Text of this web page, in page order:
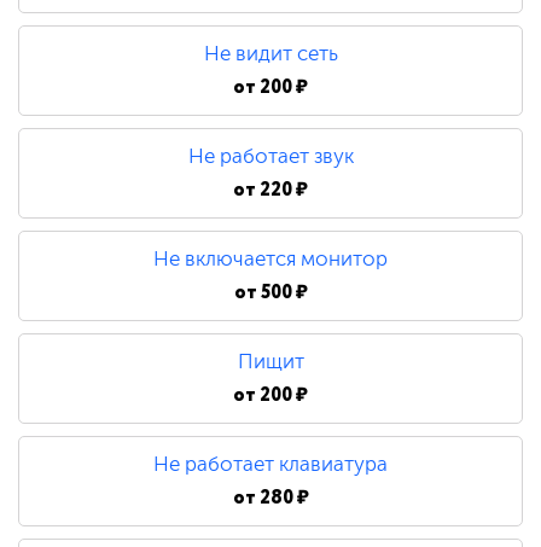
480 ₽
Замена процессора
790 ₽
Не видит сеть
от 200 ₽
Не работает звук
от 220 ₽
Не включается монитор
от500 ₽
Пищит
от 200 ₽
Не работает клавиатура
от 280 ₽